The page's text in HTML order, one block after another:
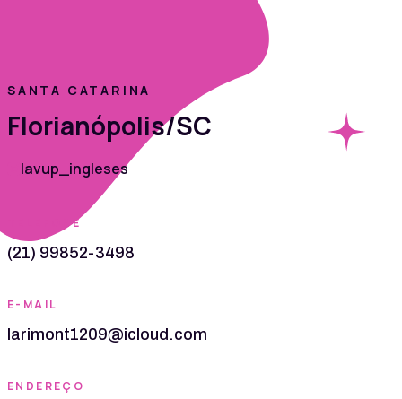
SANTA CATARINA
Florianópolis/SC
lavup_ingleses
TELEFONE
(21) 99852-3498
E-MAIL
larimont1209@icloud.com
ENDEREÇO